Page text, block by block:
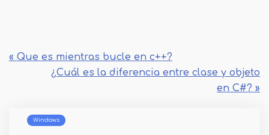
« Que es mientras bucle en c++?
¿Cuál es la diferencia entre clase y objeto
en C#? »
Windows